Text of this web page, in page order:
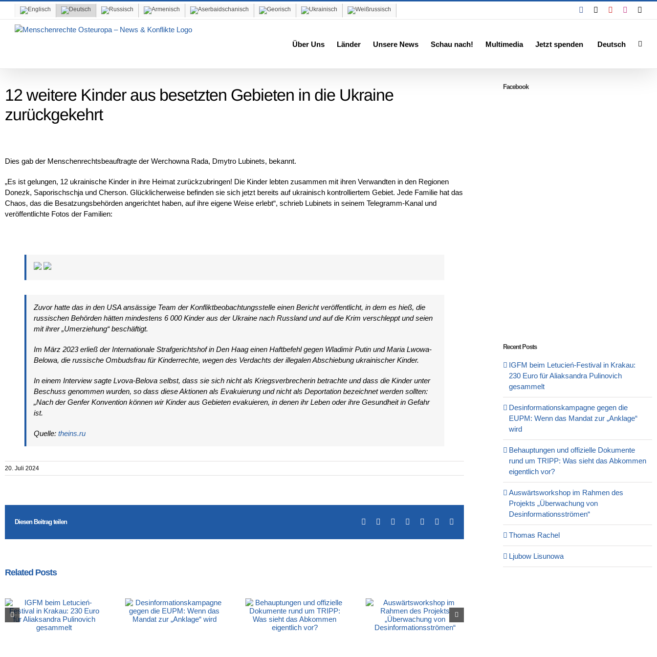
content
Facebook YouTubeInstagram
Über Uns Länder Unsere News Schau nach! Multimedia Jetzt spenden Deutsch
12 weitere Kinder aus besetzten Gebieten in die Ukraine
zurückgekehrt
Dies gab der Menschenrechtsbeauftragte der Werchowna Rada, Dmytro Lubinets, bekannt.
„Es ist gelungen, 12 ukrainische Kinder in ihre Heimat zurückzubringen! Die Kinder lebten zusammen mit ihren Verwandten in den Regionen
Donezk, Saporischschja und Cherson. Glücklicherweise befinden sie sich jetzt bereits auf ukrainisch kontrolliertem Gebiet. Jede Familie hat das
Chaos, das die Besatzungsbehörden angerichtet haben, auf ihre eigene Weise erlebt“, schrieb Lubinets in seinem Telegramm-Kanal und
veröffentlichte Fotos der Familien:
Zuvor hatte das in den USA ansässige Team der Konfliktbeobachtungsstelle einen Bericht veröffentlicht, in dem es hieß, die
russischen Behörden hätten mindestens 6 000 Kinder aus der Ukraine nach Russland und auf die Krim verschleppt und seien
mit ihrer „Umerziehung“ beschäftigt.
Im März 2023 erließ der Internationale Strafgerichtshof in Den Haag einen Haftbefehl gegen Wladimir Putin und Maria Lwowa-
Belowa, die russische Ombudsfrau für Kinderrechte, wegen des Verdachts der illegalen Abschiebung ukrainischer Kinder.
In einem Interview sagte Lvova-Belova selbst, dass sie sich nicht als Kriegsverbrecherin betrachte und dass die Kinder unter
Beschuss genommen wurden, so dass diese Aktionen als Evakuierung und nicht als Deportation bezeichnet werden sollten:
„Nach der Genfer Konvention können wir Kinder aus Gebieten evakuieren, in denen ihr Leben oder ihre Gesundheit in Gefahr
ist.
Quelle: theins.ru
20. Juli 2024
Diesen Beitrag teilen Facebook LinkedIn
TumblrPinterest
Related Posts
Facebook
Recent Posts
IGFM beim Letucień-Festival in Krakau:
230 Euro für Aliaksandra Pulinovich
gesammelt
Desinformationskampagne gegen die
EUPM: Wenn das Mandat zur „Anklage“
wird
Behauptungen und offizielle Dokumente
rund um TRIPP: Was sieht das Abkommen
eigentlich vor?
Auswärtsworkshop im Rahmen des
Projekts „Überwachung von
Desinformationsströmen“
Thomas Rachel
Ljubow Lisunowa